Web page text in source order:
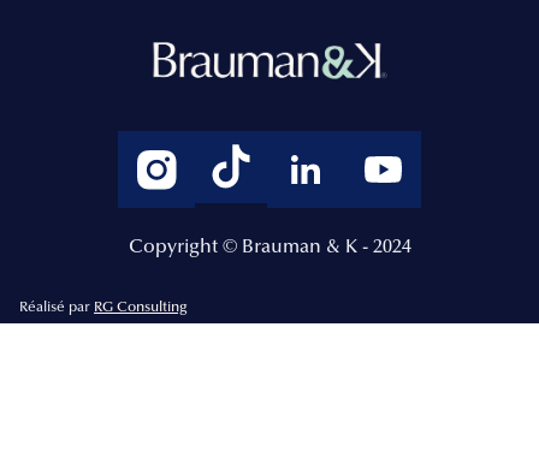
Copyright © Brauman & K - 2024
Réalisé par RG Consulting